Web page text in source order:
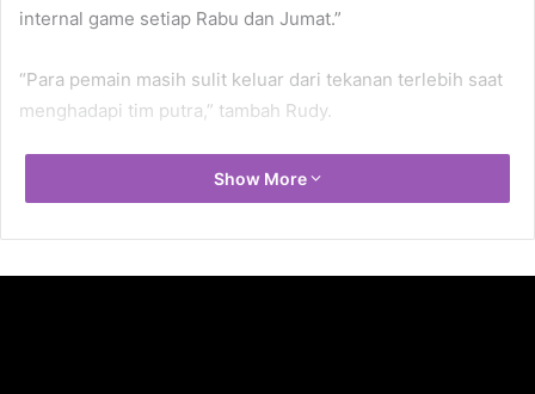
internal game setiap Rabu dan Jumat.”
“Para pemain masih sulit keluar dari tekanan terlebih saat
menghadapi tim putra,” tambah Rudy.
Pada pekan kedua, Timnas menjalani friendly game
bersama dua klub sepakbola putri yakni Bina Sentra
Cirebon dan Lion Football Academy, dimana kedua
Show More